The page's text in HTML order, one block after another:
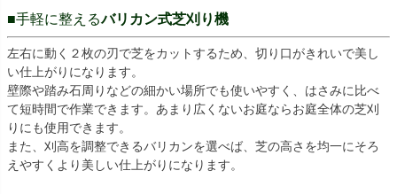
■手軽に整えるバリカン式芝刈り機
左右に動く２枚の刃で芝をカットするため、切り口がきれいで美し
い仕上がりになります。
壁際や踏み石周りなどの細かい場所でも使いやすく、はさみに比べ
て短時間で作業できます。あまり広くないお庭ならお庭全体の芝刈
りにも使用できます。
また、刈高を調整できるバリカンを選べば、芝の高さを均一にそろ
えやすくより美しい仕上がりになります。